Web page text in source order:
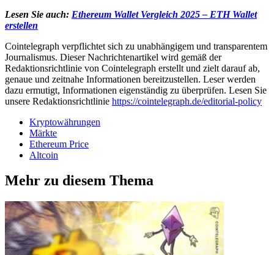
Lesen Sie auch: Ethereum Wallet Vergleich 2025 – ETH Wallet
erstellen
Cointelegraph verpflichtet sich zu unabhängigem und transparentem
Journalismus. Dieser Nachrichtenartikel wird gemäß der
Redaktionsrichtlinie von Cointelegraph erstellt und zielt darauf ab,
genaue und zeitnahe Informationen bereitzustellen. Leser werden
dazu ermutigt, Informationen eigenständig zu überprüfen. Lesen Sie
unsere Redaktionsrichtlinie https://cointelegraph.de/editorial-policy
Kryptowährungen
Märkte
Ethereum Price
Altcoin
Mehr zu diesem Thema